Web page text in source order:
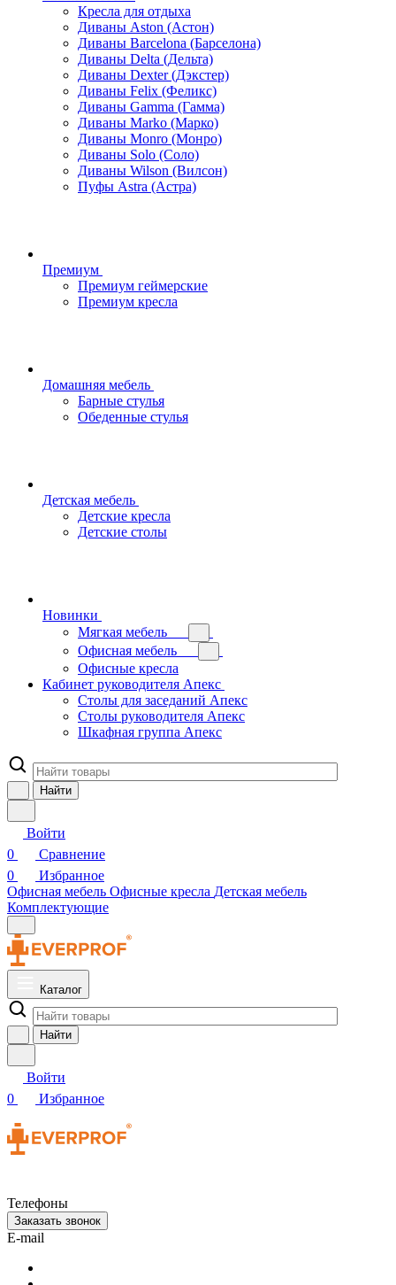
Кресла для отдыха
Диваны Aston (Астон)
Диваны Barcelona (Барселона)
Диваны Delta (Дельта)
Диваны Dexter (Дэкстер)
Диваны Felix (Феликс)
Диваны Gamma (Гамма)
Диваны Marko (Марко)
Диваны Monro (Монро)
Диваны Solo (Соло)
Диваны Wilson (Вилсон)
Пуфы Astra (Астра)
Премиум
Премиум геймерские
Премиум кресла
Домашняя мебель
Барные стулья
Обеденные стулья
Детская мебель
Детские кресла
Детские столы
Новинки
Мягкая мебель
Офисная мебель
Офисные кресла
Кабинет руководителя Апекс
Столы для заседаний Апекс
Столы руководителя Апекс
Шкафная группа Апекс
Найти
Войти
0
Сравнение
0
Избранное
Офисная мебель Офисные кресла Детская мебель
Комплектующие
Каталог
Найти
Войти
0
Избранное
Телефоны
Заказать звонок
E-mail